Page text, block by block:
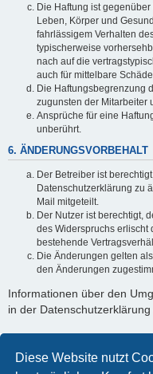
Diese Website nutzt
Die Haftung ist
Leben, Körper und
fahrlässigem Verhalten
typischerweise
nach auf die
auch für mittelbare
Die Haftungsbegrenzung
zugunsten der Mitarbeiter
Ansprüche für eine
unberührt.
6. ÄNDERUNGSVORBEHALT
Der Betreiber ist
Datenschutzerklärung zu
Mail mitgeteilt.
Der Nutzer ist berechtigt,
des Widerspruchs erlischt
bestehende
Die Änderungen gelten
den Änderungen
Informationen über den
in der Datenschutzerklärung